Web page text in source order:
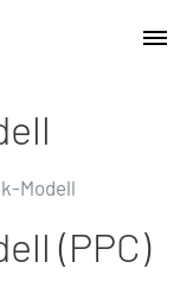
Modell
(PPC)